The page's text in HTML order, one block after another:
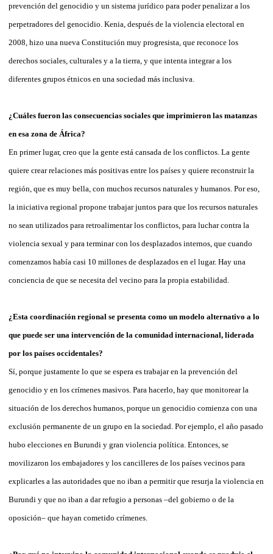
prevención del genocidio y un sistema jurídico para poder penalizar a los
perpetradores del genocidio. Kenia, después de la violencia electoral en
2008, hizo una nueva Constitución muy progresista, que reconoce los
derechos sociales, culturales y a la tierra, y que intenta integrar a los
diferentes grupos étnicos en una sociedad más inclusiva.
¿Cuáles fueron las consecuencias sociales que imprimieron las matanzas
en esa zona de África?
En primer lugar, creo que la gente está cansada de los conflictos. La gente
quiere crear relaciones más positivas entre los países y quiere reconstruir la
región, que es muy bella, con muchos recursos naturales y humanos. Por eso,
la iniciativa regional propone trabajar juntos para que los recursos naturales
no sean utilizados para retroalimentar los conflictos, para luchar contra la
violencia sexual y para terminar con los desplazados internos, que cuando
comenzamos había casi 10 millones de desplazados en el lugar. Hay una
conciencia de que se necesita del vecino para la propia estabilidad.
¿Esta coordinación regional se presenta como un modelo alternativo a lo
que puede ser una intervención de la comunidad internacional, liderada
por los países occidentales?
Sí, porque justamente lo que se espera es trabajar en la prevención del
genocidio y en los crímenes masivos. Para hacerlo, hay que monitorear la
situación de los derechos humanos, porque un genocidio comienza con una
exclusión permanente de un grupo en la sociedad. Por ejemplo, el año pasado
hubo elecciones en Burundi y gran violencia política. Entonces, se
movilizaron los embajadores y los cancilleres de los países vecinos para
explicarles a las autoridades que no iban a permitir que resurja la violencia en
Burundi y que no iban a dar refugio a personas –del gobierno o de la
oposición– que hayan cometido crímenes.